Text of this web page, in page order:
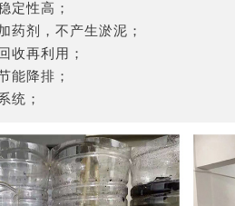
定性高；
药剂，不产生淤泥；
收再利用；
能降排；
统；